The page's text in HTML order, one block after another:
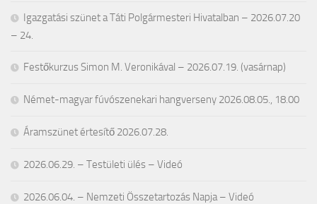
Igazgatási szünet a Táti Polgármesteri Hivatalban – 2026.07.20
– 24.
Festőkurzus Simon M. Veronikával – 2026.07.19. (vasárnap)
Német-magyar fúvószenekari hangverseny 2026.08.05., 18.00
Áramszünet értesítő 2026.07.28.
2026.06.29. – Testületi ülés – Videó
2026.06.04. – Nemzeti Összetartozás Napja – Videó